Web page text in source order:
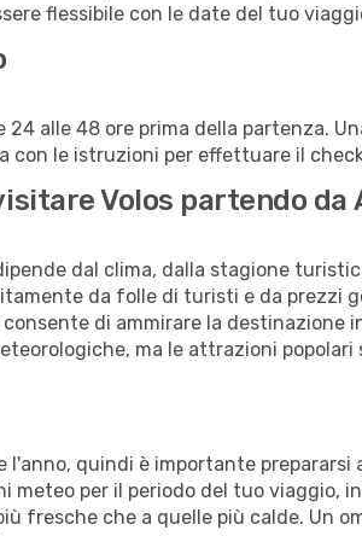
flessibile con le date del tuo
24 alle 48 ore prima della partenza.
con le istruzioni per effettuare il
Volos partendo da
dal clima, dalla stagione
da folle di turisti e da prezzi
di ammirare la
ma le attrazioni
l'anno, quindi è importante
meteo per il periodo del tuo viaggio,
fresche che a quelle più calde. Un